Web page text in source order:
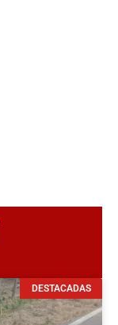
DESTACADAS